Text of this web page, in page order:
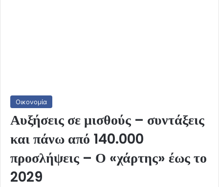
Οικονομία
Αυξήσεις σε μισθούς – συντάξεις
και πάνω από 140.000
προσλήψεις – Ο «χάρτης» έως το
2029